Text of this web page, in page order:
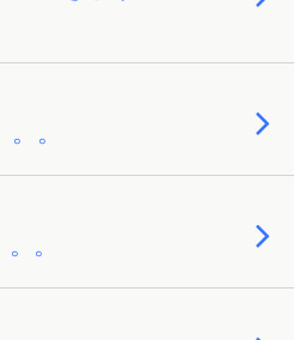
。
。